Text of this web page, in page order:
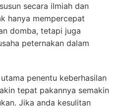
secara ilmiah dan
hanya mempercepat
domba, tetapi juga
peternakan dalam
penentu keberhasilan
tepat pakannya semakin
Jika anda kesulitan